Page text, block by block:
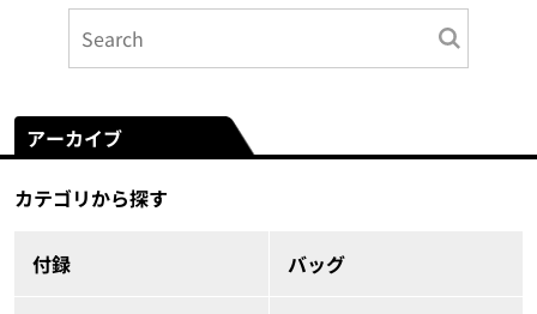
アーカイブ
カテゴリから探す
付録 バッグ